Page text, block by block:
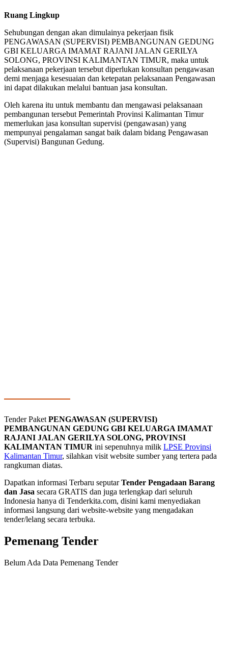
Ruang Lingkup
Sehubungan dengan akan dimulainya pekerjaan fisik
PENGAWASAN (SUPERVISI) PEMBANGUNAN GEDUNG
GBI KELUARGA IMAMAT RAJANI JALAN GERILYA
SOLONG, PROVINSI KALIMANTAN TIMUR, maka untuk
pelaksanaan pekerjaan tersebut diperlukan konsultan pengawasan
demi menjaga kesesuaian dan ketepatan pelaksanaan Pengawasan
ini dapat dilakukan melalui bantuan jasa konsultan.
Oleh karena itu untuk membantu dan mengawasi pelaksanaan
pembangunan tersebut Pemerintah Provinsi Kalimantan Timur
memerlukan jasa konsultan supervisi (pengawasan) yang
mempunyai pengalaman sangat baik dalam bidang Pengawasan
(Supervisi) Bangunan Gedung.
Tender Paket PENGAWASAN (SUPERVISI)
PEMBANGUNAN GEDUNG GBI KELUARGA IMAMAT
RAJANI JALAN GERILYA SOLONG, PROVINSI
KALIMANTAN TIMUR ini sepenuhnya milik LPSE Provinsi
Kalimantan Timur, silahkan visit website sumber yang tertera pada
rangkuman diatas.
Dapatkan informasi Terbaru seputarTender Pengadaan Barang
dan Jasa secara GRATIS dan juga terlengkap dari seluruh
Indonesia hanya di Tenderkita.com, disini kami menyediakan
informasi langsung dari website-website yang mengadakan
tender/lelang secara terbuka.
Pemenang Tender
Belum Ada Data Pemenang Tender